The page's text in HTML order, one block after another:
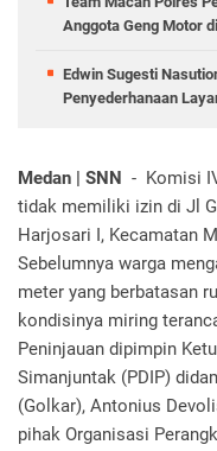
Anggota Geng Motor
Edwin Sugesti
Penyederhanaan
Medan | SNN - Komisi
tidak memiliki izin di Jl
Harjosari I, Kecamatan
Sebelumnya warga
meter yang berbatasan
kondisinya miring
Peninjauan dipimpin
Simanjuntak (PDIP)
(Golkar), Antonius
pihak Organisasi